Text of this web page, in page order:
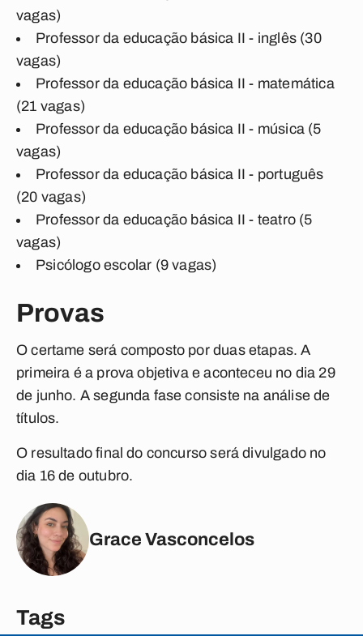
vagas)
Professor da educação básica II - inglês (30
vagas)
Professor da educação básica II - matemática
(21 vagas)
Professor da educação básica II - música (5
vagas)
Professor da educação básica II - português
(20 vagas)
Professor da educação básica II - teatro (5
vagas)
Psicólogo escolar (9 vagas)
Provas
O certame será composto por duas etapas. A
primeira é a prova objetiva e aconteceu no dia 29
de junho. A segunda fase consiste na análise de
títulos.
O resultado final do concurso será divulgado no
dia 16 de outubro.
Grace Vasconcelos
Tags